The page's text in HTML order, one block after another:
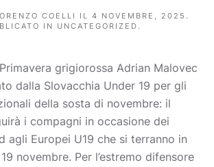
COELLI IL 4 NOVEMBRE, 2025 .
IN UNCATEGORIZED .
grigiorossa Adrian Malovec
dalla Slovacchia Under 19 per gli
della sosta di novembre: il
i compagni in occasione dei
agli Europei U19 che si terranno in
novembre. Per l’estremo difensore